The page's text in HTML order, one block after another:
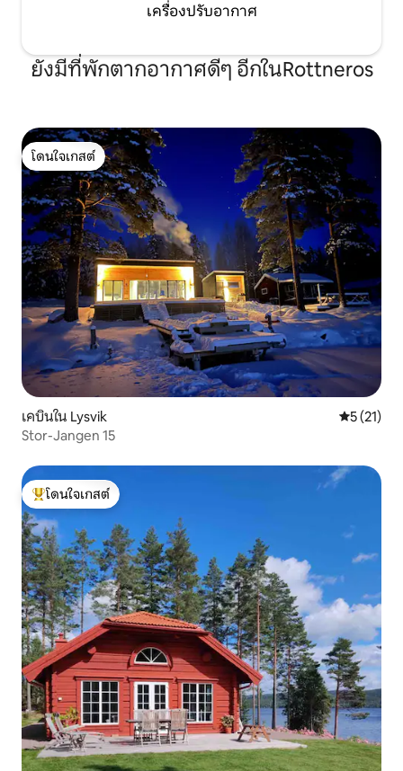
เครื่องปรับอากาศ
ยังมีที่พักตากอากาศดีๆ อีกในRottneros
โดนใจเกสต์
โดนใจเกสต์
เคบินใน Lysvik คะแนนเฉลี่
5 (21)
Stor-Jangen 15
โดนใจเกสต์ที่สุด
โดนใจเกสต์